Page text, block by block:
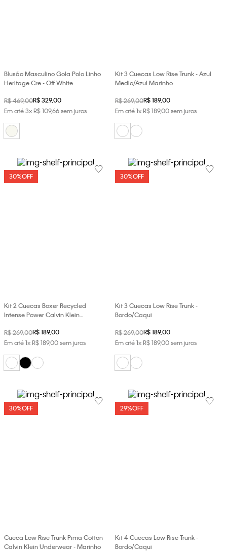
Blusão Masculino Gola Polo Linho
Heritage Cre - Off White
R$469,00R$329,00
Em até3xR$109,66sem juros
Kit 3 Cuecas Low Rise Trunk - Azul
Medio/Azul Marinho
R$269,00R$189,00
Em até1xR$189,00sem juros
30%OFF
Kit 2 Cuecas Boxer Recycled
Intense Power Calvin Klein
R$269,00R$189,00
Em até1xR$189,00sem juros
30%OFF
Kit 3 Cuecas Low Rise Trunk -
Bordo/Caqui
R$269,00R$189,00
Em até1xR$189,00sem juros
30%OFF
Cueca Low Rise Trunk Pima Cotton
Calvin Klein Underwear - Marinho
29%OFF
Kit 4 Cuecas Low Rise Trunk -
Bordo/Caqui